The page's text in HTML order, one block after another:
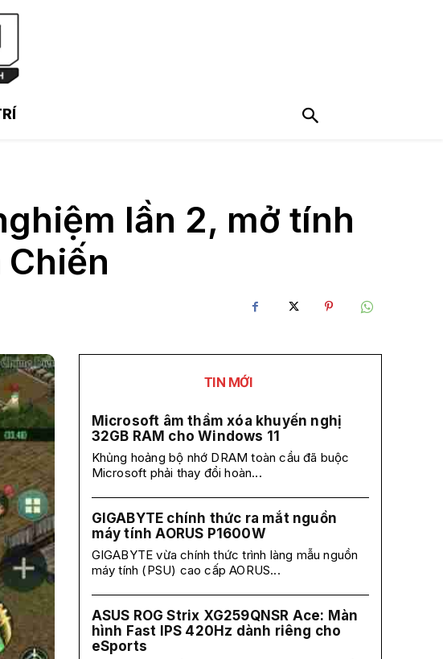
lần 2, mở tính
TIN MỚI
Microsoft âm thầm xóa khuyến nghị
32GB RAM cho Windows 11
Khủng hoảng bộ nhớ DRAM toàn cầu đã buộc
Microsoft phải thay đổi hoàn...
GIGABYTE chính thức ra mắt nguồn
máy tính AORUS P1600W
GIGABYTE vừa chính thức trình làng mẫu nguồn
máy tính (PSU) cao cấp AORUS...
ASUS ROG Strix XG259QNSR Ace: Màn
hình Fast IPS 420Hz dành riêng cho
eSports